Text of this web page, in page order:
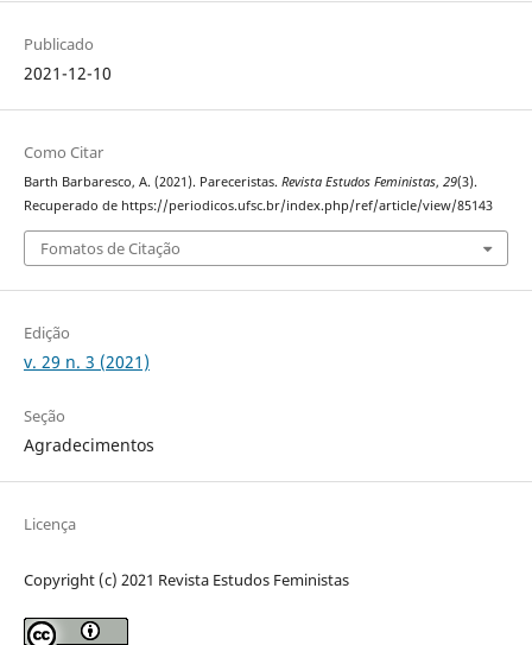
Publicado
2021-12-10
Como Citar
Barth Barbaresco, A. (2021). Pareceristas. Revista Estudos Feministas, 29(3).
Recuperado de https://periodicos.ufsc.br/index.php/ref/article/view/85143
Fomatos de Citação
Edição
v. 29 n. 3 (2021)
Seção
Agradecimentos
Licença
Copyright (c) 2021 Revista Estudos Feministas